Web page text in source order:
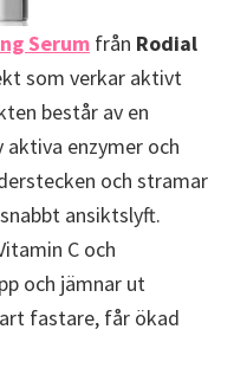
Serum från Rodial
som verkar aktivt
består av en
enzymer och
och stramar
ansiktslyft.
C och
och jämnar ut
fastare, får ökad